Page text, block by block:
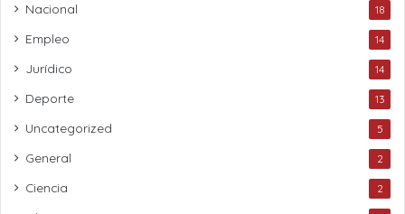
Nacional 18
Empleo 14
Jurídico 14
Deporte 13
Uncategorized 5
General 2
Ciencia 2